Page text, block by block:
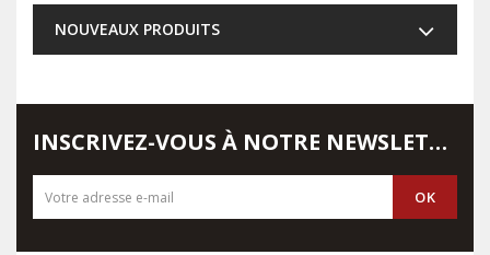
NOUVEAUX PRODUITS
INSCRIVEZ-VOUS À NOTRE NEWSLETTER